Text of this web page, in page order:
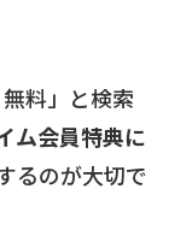
料」と検索
ム会員特典に
るのが大切で